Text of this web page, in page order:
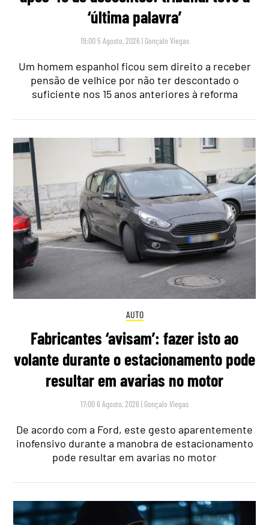
‘última palavra’
19:00 5 Agosto, 2026 | Gonçalo Viegas
Um homem espanhol ficou sem direito a receber
pensão de velhice por não ter descontado o
suficiente nos 15 anos anteriores à reforma
AUTO
Fabricantes ‘avisam’: fazer isto ao
volante durante o estacionamento pode
resultar em avarias no motor
17:00 6 Agosto, 2026 | Gonçalo Viegas
De acordo com a Ford, este gesto aparentemente
inofensivo durante a manobra de estacionamento
pode resultar em avarias no motor